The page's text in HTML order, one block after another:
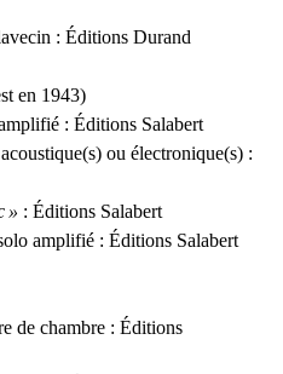
: Éditions Durand
en 1943)
: Éditions Salabert
ou électronique(s) :
» : Éditions Salabert
amplifié : Éditions Salabert
de chambre : Éditions